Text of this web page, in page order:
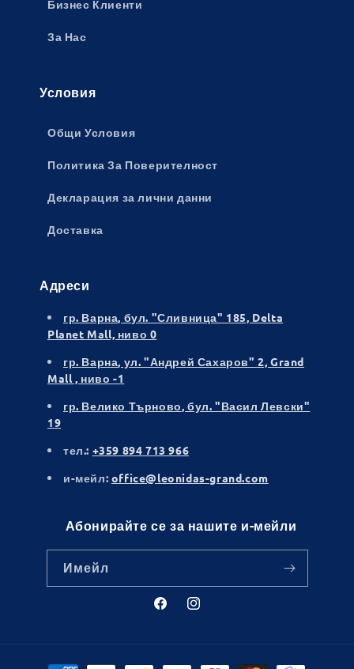
Бизнес Клиенти
За Нас
Условия
Общи Условия
Политика За Поверителност
Декларация за лични данни
Доставка
Адреси
гр. Варна, бул. "Сливница" 185, Delta
Planet Mall, ниво 0
гр. Варна, ул. "Андрей Сахаров" 2, Grand
Mall , ниво -1
гр. Велико Търново, бул. "Васил Левски"
19
тел.: +359 894 713 966
и-мейл: office@leonidas-grand.com
Абонирайте се за нашите и-мейли
Имейл
FacebookInstagram
Начини